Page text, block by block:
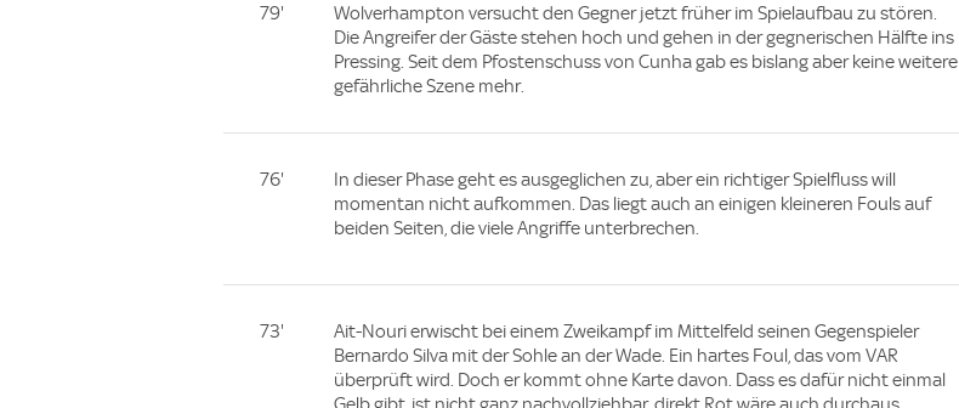
79'
Wolverhampton versucht den Gegner jetzt früher im Spielaufbau zu stören.
Die Angreifer der Gäste stehen hoch und gehen in der gegnerischen Hälfte ins
Pressing. Seit dem Pfostenschuss von Cunha gab es bislang aber keine weitere
gefährliche Szene mehr.
76'
In dieser Phase geht es ausgeglichen zu, aber ein richtiger Spielfluss will
momentan nicht aufkommen. Das liegt auch an einigen kleineren Fouls auf
beiden Seiten, die viele Angriffe unterbrechen.
73'
Ait-Nouri erwischt bei einem Zweikampf im Mittelfeld seinen Gegenspieler
Bernardo Silva mit der Sohle an der Wade. Ein hartes Foul, das vom VAR
überprüft wird. Doch er kommt ohne Karte davon. Dass es dafür nicht einmal